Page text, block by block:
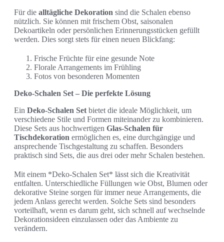
Für die alltägliche Dekoration sind die Schalen ebenso
nützlich. Sie können mit frischem Obst, saisonalen
Dekoartikeln oder persönlichen Erinnerungsstücken gefüllt
werden. Dies sorgt stets für einen neuen Blickfang:
Frische Früchte für eine gesunde Note
Florale Arrangements im Frühling
Fotos von besonderen Momenten
Deko-Schalen Set – Die perfekte Lösung
Ein Deko-Schalen Set bietet die ideale Möglichkeit, um
verschiedene Stile und Formen miteinander zu kombinieren.
Diese Sets aus hochwertigen Glas-Schalen für
Tischdekoration ermöglichen es, eine durchgängige und
ansprechende Tischgestaltung zu schaffen. Besonders
praktisch sind Sets, die aus drei oder mehr Schalen bestehen.
Mit einem *Deko-Schalen Set* lässt sich die Kreativität
entfalten. Unterschiedliche Füllungen wie Obst, Blumen oder
dekorative Steine sorgen für immer neue Arrangements, die
jedem Anlass gerecht werden. Solche Sets sind besonders
vorteilhaft, wenn es darum geht, sich schnell auf wechselnde
Dekorationsideen einzulassen oder das Ambiente zu
verändern.